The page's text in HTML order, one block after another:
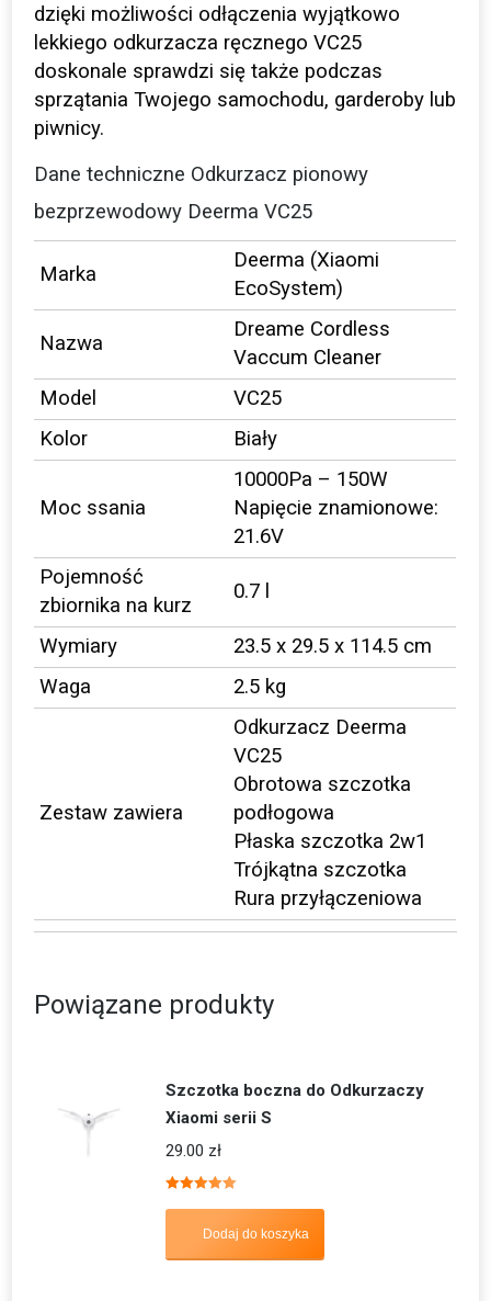
dzięki możliwości odłączenia wyjątkowo
lekkiego odkurzacza ręcznego VC25
doskonale sprawdzi się także podczas
sprzątania Twojego samochodu, garderoby lub
piwnicy.
Dane techniczne Odkurzacz pionowy
bezprzewodowy Deerma VC25
Marka
Deerma (Xiaomi
EcoSystem)
Nazwa
Dreame Cordless
Vaccum Cleaner
Model
VC25
Kolor
Biały
Moc ssania
10000Pa – 150W
Napięcie znamionowe:
21.6V
Pojemność
zbiornika na kurz
0.7 l
Wymiary
23.5 x 29.5 x 114.5 cm
Waga
2.5 kg
Zestaw zawiera
Odkurzacz Deerma
VC25
Obrotowa szczotka
podłogowa
Płaska szczotka 2w1
Trójkątna szczotka
Rura przyłączeniowa
Powiązane produkty
Szczotka boczna do Odkurzaczy
Xiaomi serii S
29.00 zł
5.00
Dodaj do koszyka